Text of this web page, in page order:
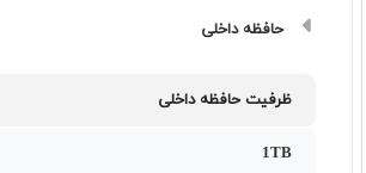
حافظه داخلی
ظرفیت حافظه داخلی
1TB